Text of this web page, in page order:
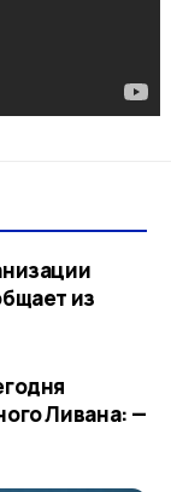
из
Ливана: —